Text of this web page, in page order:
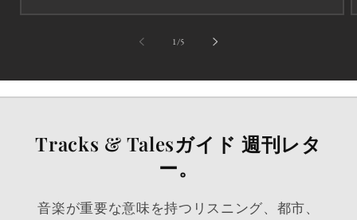
1/の5
Tracks & Talesガイド 週刊レタ
ー。
音楽が重要な意味を持つリスニング、都市、